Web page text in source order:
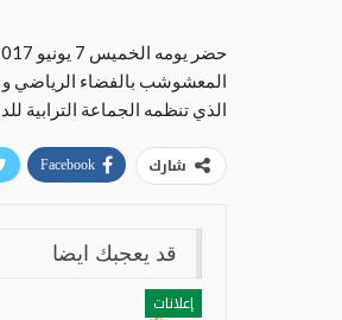
المعشوشب بالفضاء الرياضي و
الذي تنظمه الجماعة الترابية
شارك Facebook
قد يعجبك ايضا
إعلانات